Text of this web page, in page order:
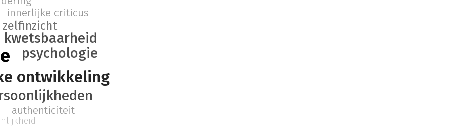
ontwikkeling
kwetsbaarheid
psychologie
zelfinzicht
innerlijke criticus
authenticiteit